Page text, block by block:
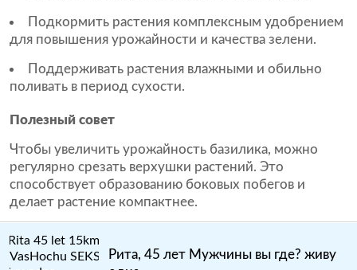
Подкормить растения комплексным удобрением
для повышения урожайности и качества зелени.
Поддерживать растения влажными и обильно
поливать в период сухости.
Полезный совет
Чтобы увеличить урожайность базилика, можно
регулярно срезать верхушки растений. Это
способствует образованию боковых побегов и
делает растение компактнее.
Рита, 45 лет Мужчины вы где? живу